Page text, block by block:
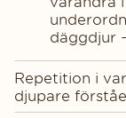
däggdjur
Repetition i
djupare